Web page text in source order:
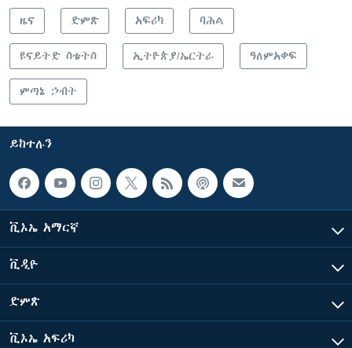
ዜና ድምጽ አፍሪካ ባሕል
ዩናይትድ ስቴትስ ኢትዮጵያ/ኤርትራ ዓለምአቀፍ
ምጣኔ ኃብት
ይከተሉን
ቪኦኤ አማርኛ
ቪዲዮ
ድምጽ
ቪኦኤ አፍሪካ